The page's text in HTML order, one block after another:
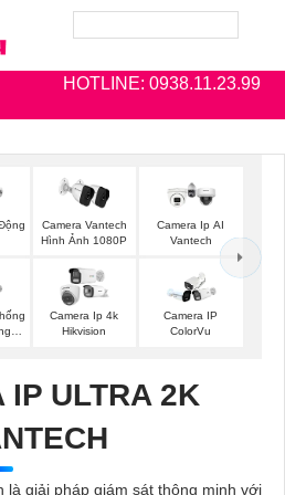
HOTLINE: 0938.11.23.99
Camera Vantech
Hình Ảnh 1080P
Camera Ip AI
Vantech
Camera Ip 4k
Hikvision
Camera IP
ColorVu
IP ULTRA 2K
là giải pháp giám sát thông minh với